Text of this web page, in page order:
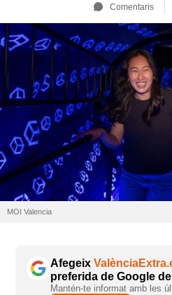
Comentaris
MOI Valencia
Afegeix
preferida de Google
Mantén-te informat amb les